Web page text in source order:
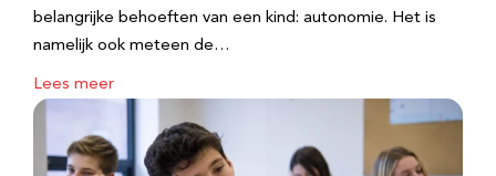
belangrijke behoeften van een kind: autonomie. Het is
namelijk ook meteen de…
Lees meer